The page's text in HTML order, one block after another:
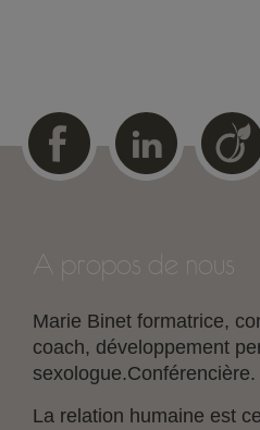
A propos de nous
Marie Binet formatrice,
coach, développement
sexologue.Conférencière.
La relation humaine est